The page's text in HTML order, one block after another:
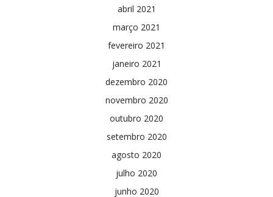
abril 2021
março 2021
fevereiro 2021
janeiro 2021
dezembro 2020
novembro 2020
outubro 2020
setembro 2020
agosto 2020
julho 2020
junho 2020